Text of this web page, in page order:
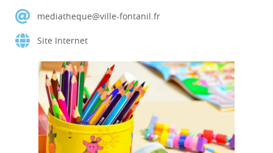
mediatheque@ville-fontanil.fr
Site Internet